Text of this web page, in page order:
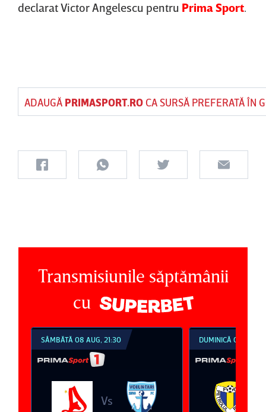
declarat Victor Angelescu pentru Prima Sport.
ADAUGĂ PRIMASPORT.ROCA SURSĂ PREFERATĂ ÎN
Transmisiunile săptămânii
cu
SÂMBĂTĂ 08 AUG, 21:30
Vs
DUMINICĂ 09 AUG, 18:30
Vs